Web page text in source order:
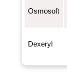
Osmosoft
Dexeryl